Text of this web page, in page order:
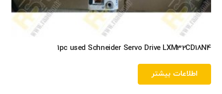
1pc used Schneider Servo Drive LXM32CD18N4
اطلاعات بیشتر